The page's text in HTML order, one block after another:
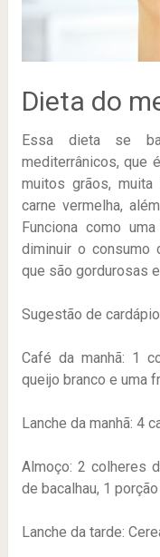
Dieta do
Essa dieta se
mediterrânicos, que
muitos grãos, muita
carne vermelha,
Funciona como
diminuir o consumo
que são gordurosas
Sugestão de cardápio
Café da manhã: 1
queijo branco e uma
Lanche da manhã: 4
Almoço: 2 colheres
de bacalhau, 1
Lanche da tarde: